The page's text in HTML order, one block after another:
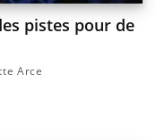
pistes pour de
Arce